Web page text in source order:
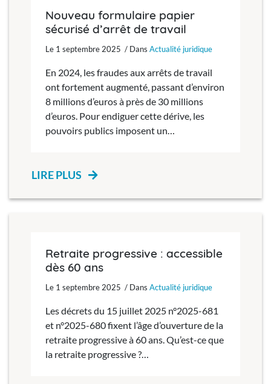
Nouveau formulaire papier
sécurisé d’arrêt de travail
Le 1 septembre 2025 / Dans Actualité juridique
En 2024, les fraudes aux arrêts de travail
ont fortement augmenté, passant d’environ
8 millions d’euros à près de 30 millions
d’euros. Pour endiguer cette dérive, les
pouvoirs publics imposent un…
LIRE PLUS
Retraite progressive : accessible
dès 60 ans
Le 1 septembre 2025 / Dans Actualité juridique
Les décrets du 15 juillet 2025 n°2025-681
et n°2025-680 fixent l’âge d’ouverture de la
retraite progressive à 60 ans. Qu’est-ce que
la retraite progressive ?…